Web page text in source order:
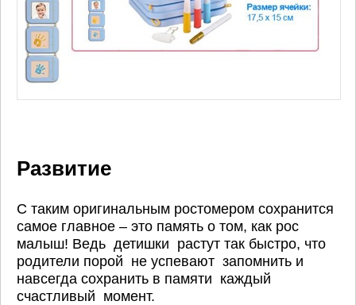
Развитие
С таким оригинальным ростомером сохранится
самое главное – это память о том, как рос
малыш! Ведь детишки растут так быстро, что
родители порой не успевают запомнить и
навсегда сохранить в памяти каждый
счастливый момент.